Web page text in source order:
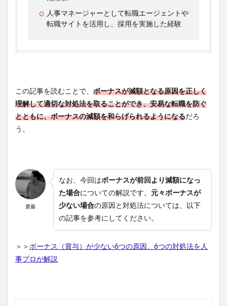
人事マネージャーとして転職エージェントや
転職サイトを活用し、採用を実施した経験
この記事を読むことで、 ボーナスが減額となる原因を正しく
理解して適切な対処法を取ることができ、安易な転職を防ぐ
とともに、ボーナスの減額を和らげられるようになるだろ
う。
齋藤
なお、今回はボーナスが前回より減額になっ
た場合についての解説です。 元々ボーナスが
少ない場合の原因と対処法については、以下
の記事を参考にしてください。
＞＞ ボーナス（賞与）が少ない6つの原因、6つの対処法を人
事プロが解説